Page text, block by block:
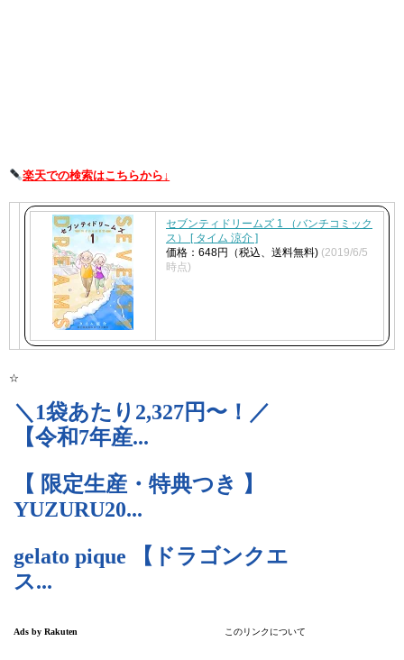
楽天での検索はこちらから↓
セブンティドリームズ 1 （バンチコミック
ス） [ タイム 涼介 ]
価格：648円（税込、送料無料) (2019/6/5
時点)
☆